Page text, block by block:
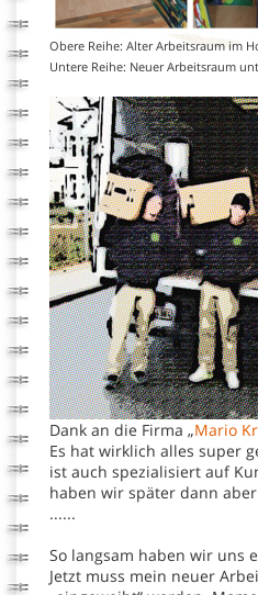
Obere Reihe: Alter Arbeitsraum im
Untere Reihe: Neuer Arbeitsraum
Dank an die Firma „Mario
Es hat wirklich alles super
ist auch spezialisiert auf
haben wir später dann
......
So langsam haben wir uns
Jetzt muss mein neuer